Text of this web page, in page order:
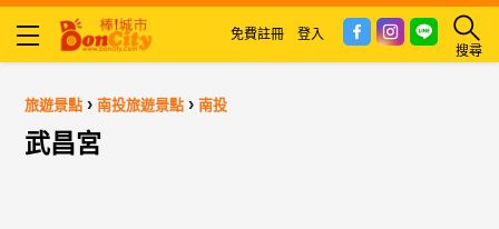
搜尋
免費註冊 登入
旅遊景點 ›南投旅遊景點 ›南投
武昌宮